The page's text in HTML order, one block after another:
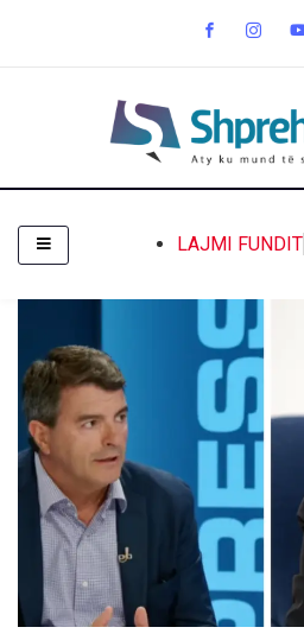
LAJMI FUNDIT